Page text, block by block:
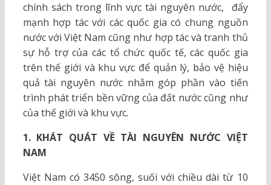
chính sách trong lĩnh vực tài nguyên nước, đẩy
mạnh hợp tác với các quốc gia có chung nguồn
nước với Việt Nam cũng như hợp tác và tranh thủ
sự hỗ trợ của các tổ chức quốc tế, các quốc gia
trên thế giới và khu vực để quản lý, bảo vệ hiệu
quả tài nguyên nước nhằm góp phần vào tiến
trình phát triển bền vững của đất nước cũng như
của thế giới và khu vực.
1. KHÁT QUÁT VỀ TÀI NGUYÊN NƯỚC VIỆT
NAM
Việt Nam có 3450 sông, suối với chiều dài từ 10